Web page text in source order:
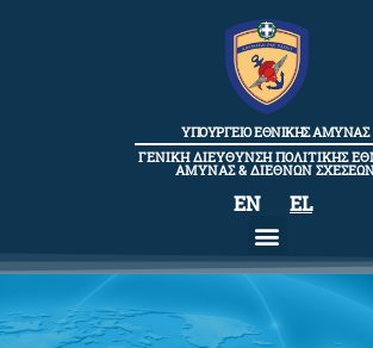
ΥΠΟΥΡΓΕΙΟ ΕΘΝΙΚΗΣ ΑΜΥΝΑΣ
ΓΕΝΙΚΗ ΔΙΕΥΘΥΝΣΗ ΠΟΛΙΤΙΚΗΣ
ΑΜΥΝΑΣ & ΔΙΕΘΝΩΝ
EN EL